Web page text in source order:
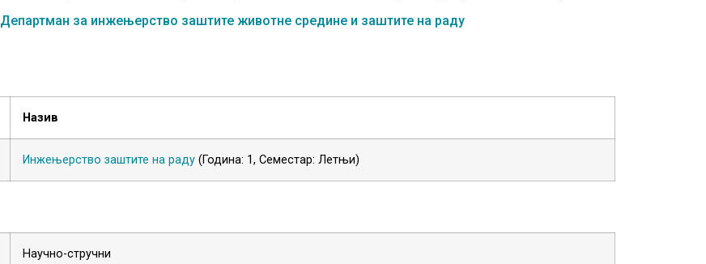
Департман за инжењерство заштите животне средине и заштите на раду
Назив
Инжењерство заштите на раду (Година: 1, Семестар: Летњи)
Научно-стручни